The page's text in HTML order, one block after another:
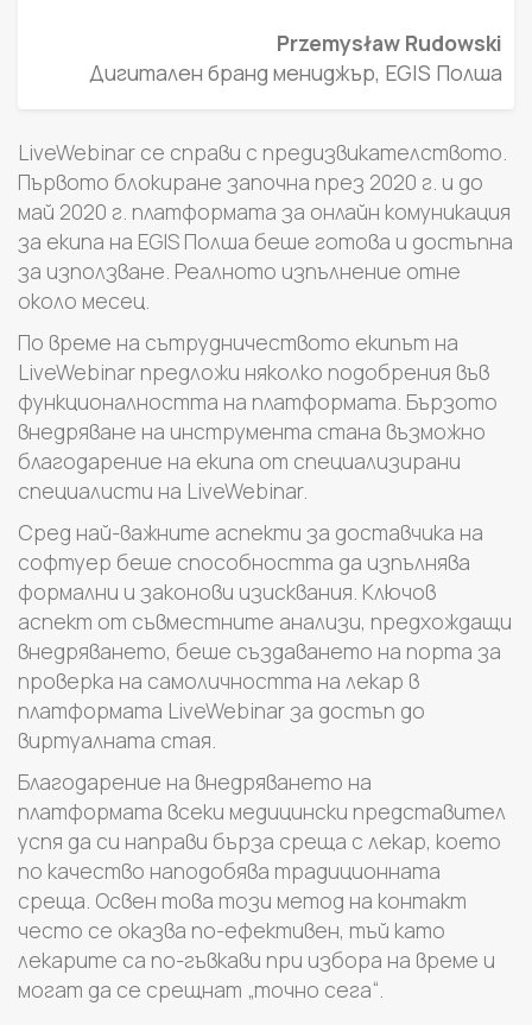
Przemysław Rudowski
Дигитален бранд мениджър, EGIS Полша
LiveWebinar се справи с предизвикателството.
Първото блокиране започна през 2020 г. и до
май 2020 г. платформата за онлайн комуникация
за екипа на EGIS Полша беше готова и достъпна
за използване. Реалното изпълнение отне
около месец.
По време на сътрудничеството екипът на
LiveWebinar предложи няколко подобрения във
функционалността на платформата. Бързото
внедряване на инструмента стана възможно
благодарение на екипа от специализирани
специалисти на LiveWebinar.
Сред най-важните аспекти за доставчика на
софтуер беше способността да изпълнява
формални и законови изисквания. Ключов
аспект от съвместните анализи, предхождащи
внедряването, беше създаването на порта за
проверка на самоличността на лекар в
платформата LiveWebinar за достъп до
виртуалната стая.
Благодарение на внедряването на
платформата всеки медицински представител
успя да си направи бърза среща с лекар, което
по качество наподобява традиционната
среща. Освен това този метод на контакт
често се оказва по-ефективен, тъй като
лекарите са по-гъвкави при избора на време и
могат да се срещнат „точно сега“.